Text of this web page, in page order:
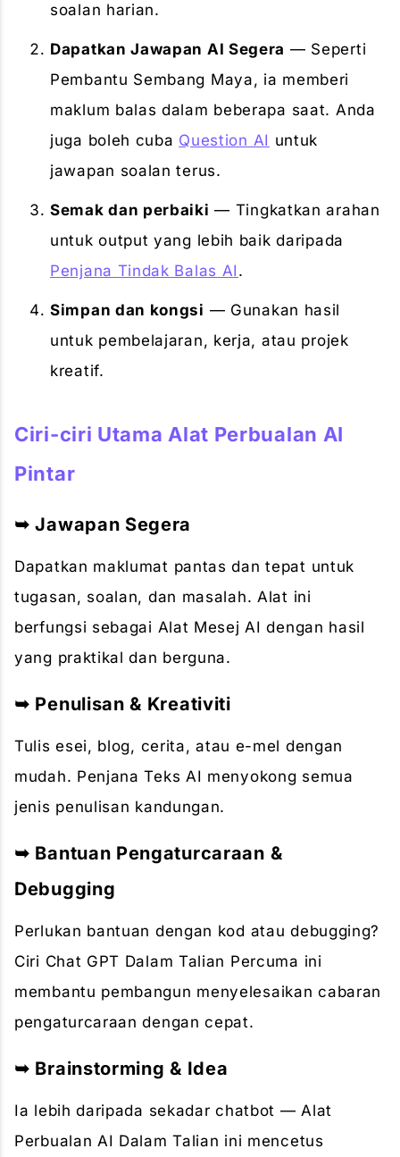
soalan harian.
Dapatkan Jawapan AI Segera — Seperti
Pembantu Sembang Maya, ia memberi
maklum balas dalam beberapa saat. Anda
juga boleh cuba Question AI untuk
jawapan soalan terus.
Semak dan perbaiki — Tingkatkan arahan
untuk output yang lebih baik daripada
Penjana Tindak Balas AI .
Simpan dan kongsi — Gunakan hasil
untuk pembelajaran, kerja, atau projek
kreatif.
Ciri-ciri Utama Alat Perbualan AI
Pintar
➥ Jawapan Segera
Dapatkan maklumat pantas dan tepat untuk
tugasan, soalan, dan masalah. Alat ini
berfungsi sebagai Alat Mesej AI dengan hasil
yang praktikal dan berguna.
➥ Penulisan & Kreativiti
Tulis esei, blog, cerita, atau e-mel dengan
mudah. Penjana Teks AI menyokong semua
jenis penulisan kandungan.
➥ Bantuan Pengaturcaraan &
Debugging
Perlukan bantuan dengan kod atau debugging?
Ciri Chat GPT Dalam Talian Percuma ini
membantu pembangun menyelesaikan cabaran
pengaturcaraan dengan cepat.
➥ Brainstorming & Idea
Ia lebih daripada sekadar chatbot — Alat
Perbualan AI Dalam Talian ini mencetus